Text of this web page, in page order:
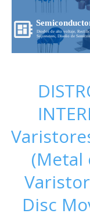
Diodos de alto voltaje,
Supresores, Diseño de
(Metal
Disc